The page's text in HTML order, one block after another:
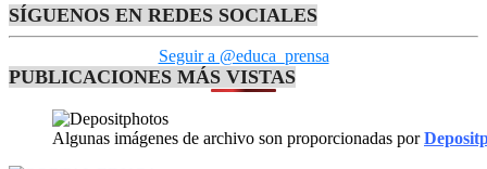
SÍGUENOS EN REDES SOCIALES
Seguir a @educa_prensa
PUBLICACIONES MÁS VISTAS
Algunas imágenes de archivo son proporcionadas por